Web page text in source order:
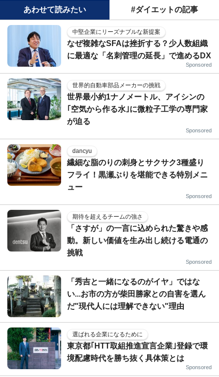
あわせて読みたい #ダイエットの記事
中堅企業にリーズナブルな新提案
なぜ複雑なSFAは挫折する？少人数組織
に最適な「名刺管理の延長」で進めるDX
Sponsored
世界的自動車部品メーカーの挑戦
世界最小約1ナノメートル、アイシンの
｢空気から作る水｣に微粒子工学の専門家
が迫る
Sponsored
dancyu
繊細な脂のりの刺身とサクサク3種盛り
フライ！黒瀬ぶりを堪能できる特別メニ
ュー
Sponsored
期待を超えるチームの強さ
「さすが」の一言に込められた驚きや感
動。新しい価値を生み出し続ける電通の
挑戦
Sponsored
「秀吉と一緒になるのがイヤ」ではな
い...お市の方が柴田勝家との自害を選ん
だ"現代人には理解できない"理由
選ばれる企業になるために
東京都｢HTT取組推進宣言企業｣登録で環
境配慮時代を勝ち抜く具体策とは
Sponsored